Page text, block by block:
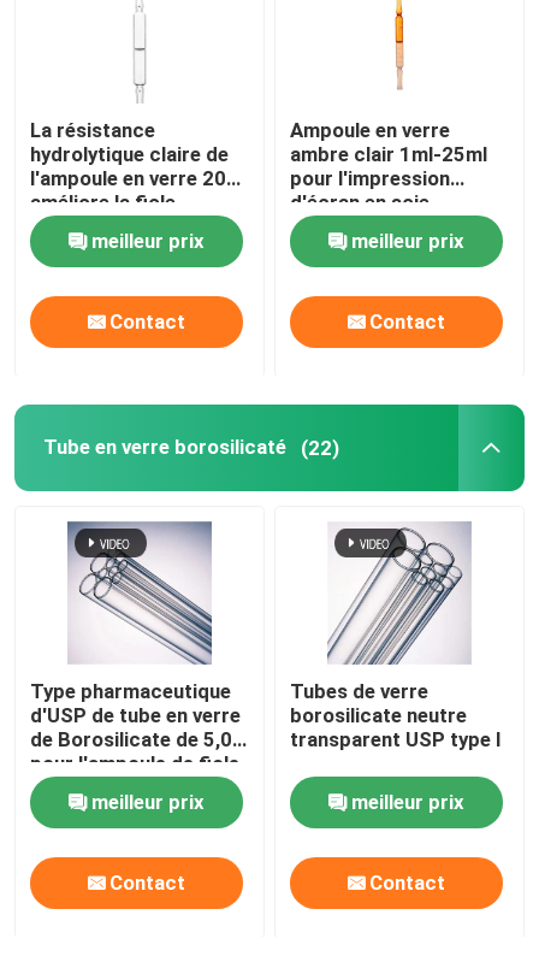
La résistance
hydrolytique claire de
l'ampoule en verre 20ml
améliore la fiole
d'ampoule de stabilité
de droguemeilleur prix
Contact
Ampoule en verre
ambre clair 1ml-25ml
pour l'impression
d'écran en soie
d'injection
meilleur prix
Contact
Tube en verre borosilicaté (22)
Type pharmaceutique
d'USP de tube en verre
de Borosilicate de 5,0 I
pour l'ampoule de fiole
meilleur prix
Contact
Tubes de verre
borosilicate neutre
transparent USP type I
meilleur prix
Contact